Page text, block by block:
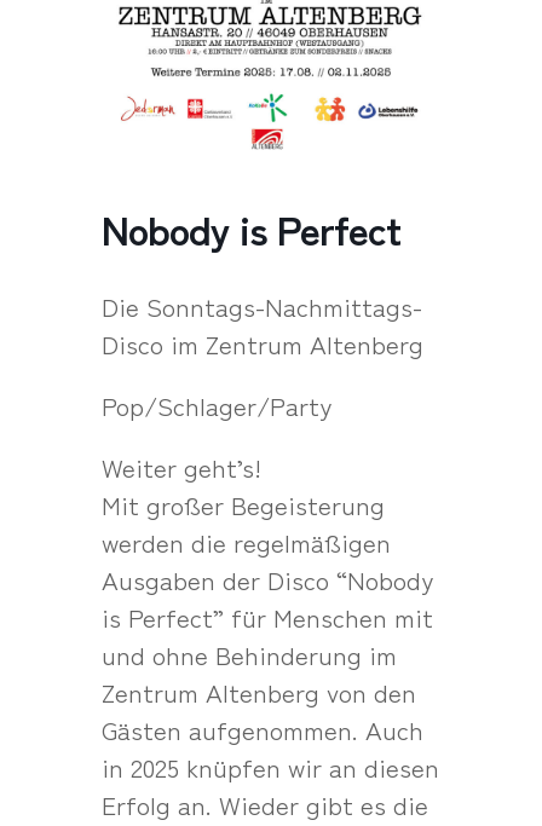
Nobody is Perfect
Die Sonntags-Nachmittags-
Disco im Zentrum Altenberg
Pop/Schlager/Party
Weiter geht’s!
Mit großer Begeisterung
werden die regelmäßigen
Ausgaben der Disco “Nobody
is Perfect” für Menschen mit
und ohne Behinderung im
Zentrum Altenberg von den
Gästen aufgenommen. Auch
in 2025 knüpfen wir an diesen
Erfolg an. Wieder gibt es die